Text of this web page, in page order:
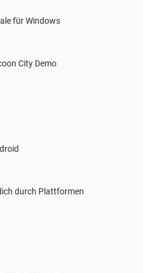
für Windows
City Demo
durch Plattformen